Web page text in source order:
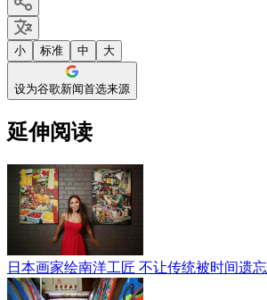
小 标准 中 大
设为谷歌新闻首选来源
延伸阅读
日本画家绘南洋工匠 不让传统被时间遗忘